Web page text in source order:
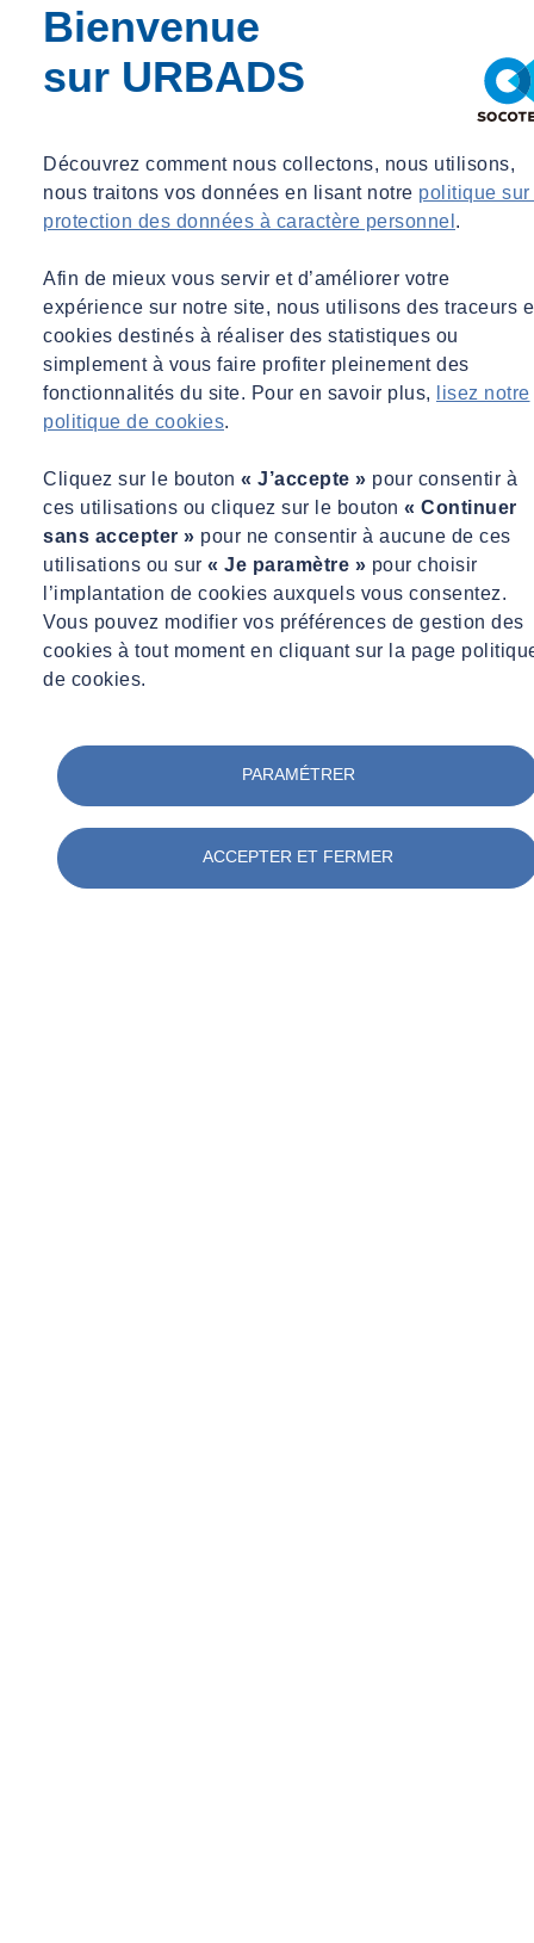
minimales entre la clôture et le bord de la voie communale, pour des
raisons de sécurité ou d'intégration paysagère.
grillage barbelé, en bordure d'une voie communale par un
propriétaire riverain, doit respecter les servitudes de passage, les
règles locales d'urbanisme, ne pas empiéter sur le domaine public,
et ne pas compromettre la sécurité des usagers de la voie. »
Abonnez-vous pour lire la suite
Déjà abonné ?Connectez-vous
Démarrer un essai gratuit
Bienvenue
sur URBADS
Découvrez comment nous collectons, nous utilisons,
nous traitons vos données en lisant notre politique sur
protection des données à caractère personnel .
Afin de mieux vous servir et d’améliorer votre
expérience sur notre site, nous utilisons des traceurs
cookies destinés à réaliser des statistiques ou
simplement à vous faire profiter pleinement des
fonctionnalités du site. Pour en savoir plus,
lisez notre
politique de cookies.
Cliquez sur le bouton « J’accepte » pour consentir à
ces utilisations ou cliquez sur le bouton « Continuer
sans accepter » pour ne consentir à aucune de ces
utilisations ou sur « Je paramètre » pour choisir
l’implantation de cookies auxquels vous consentez.
Vous pouvez modifier vos préférences de gestion des
cookies à tout moment en cliquant sur la page
de cookies.
PARAMÉTRER
ACCEPTER ET FERMER